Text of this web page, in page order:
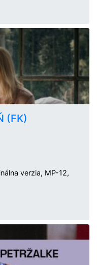
(FK)
verzia, MP-12,